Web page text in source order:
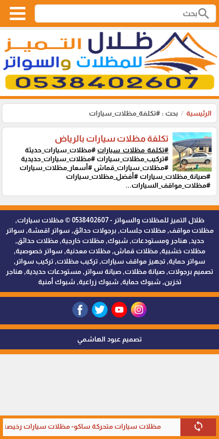
search
الرئيسية بحث : #تكلفة_مظلات_سيارات
sync مظلات سيارات متحركة ساكو- مظلات سيارات رخيصة
تكلفة مظلات سيارات بالرياض
#تكلفة_مظلات_سيارات #مظلات_سيارات_حديثة
#تركيب_مظلات_سيارات #مظلات_سيارات_حديدية
#مظلات_سيارات_قماش #أسعار_مظلات_سيارات
#صيانة_مظلات_سيارات #أفضل_مظلات_سيارات
#مظلات_مواقف_السيارات...
ظلال التميز للمظلات والسواتر - 0538402607 © مظلات سيارات,
مظلات مواقف, مظلات جلسات, برجولات حدائق, سواتر اقمشة, سواتر
حديد, هناجر ومستودعات, شبوك, مظلات خارجية, مظلات حدائق,
مظلات خشبية, مظلات قماش, مظلات معدنية, سواتر خصوصية,
سواتر حماية, تجهيز مواقف سيارات, تركيب مظلات, تركيب سواتر,
تصميم برجولات, صيانة مظلات, صيانة سواتر, مستودعات حديدية, هناجر
تخزين, شبوك حماية, شبوك زراعية, شبوك أمنية
تصميم عبود الهاشمي